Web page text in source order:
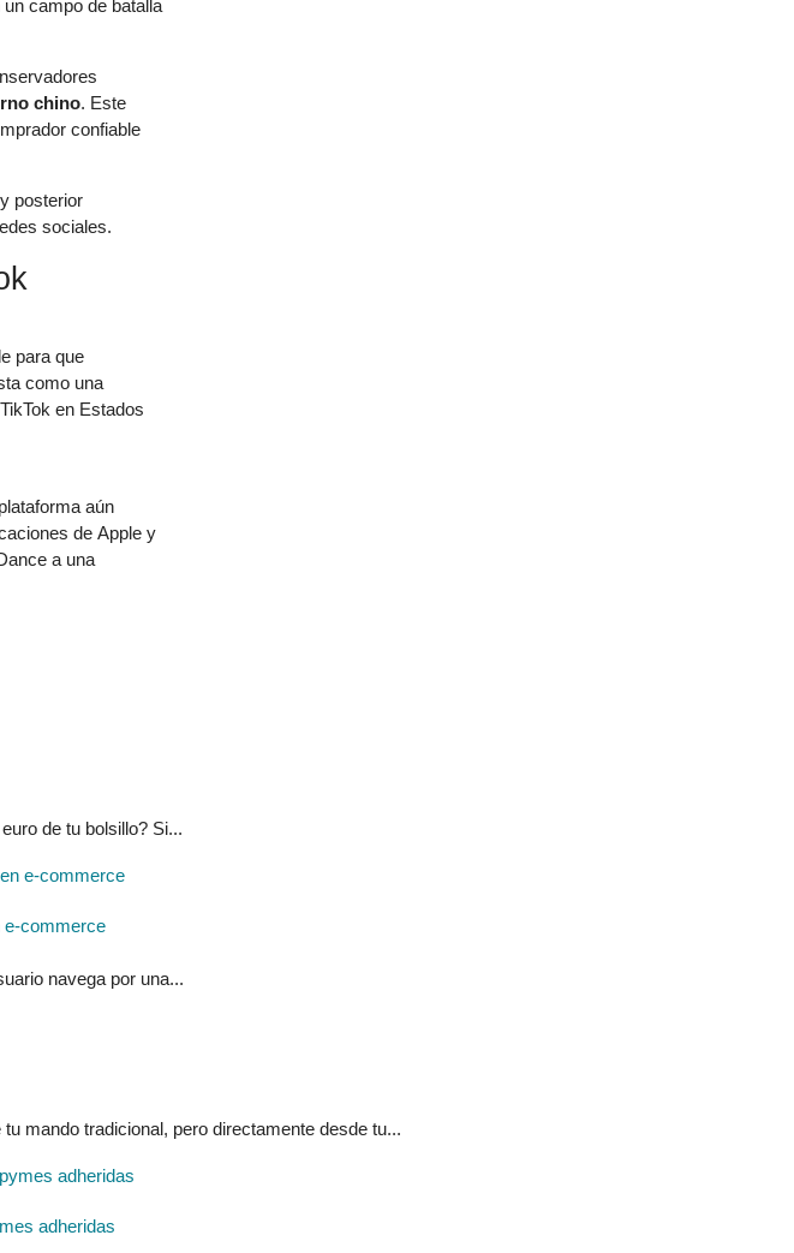
campo de batalla
chino. Este
confiable
posterior
sociales.
para que
como una
en Estados
aún
de Apple y
a una
de tu bolsillo? Si...
e-commerce
navega por una...
mando tradicional, pero directamente desde tu...
adheridas